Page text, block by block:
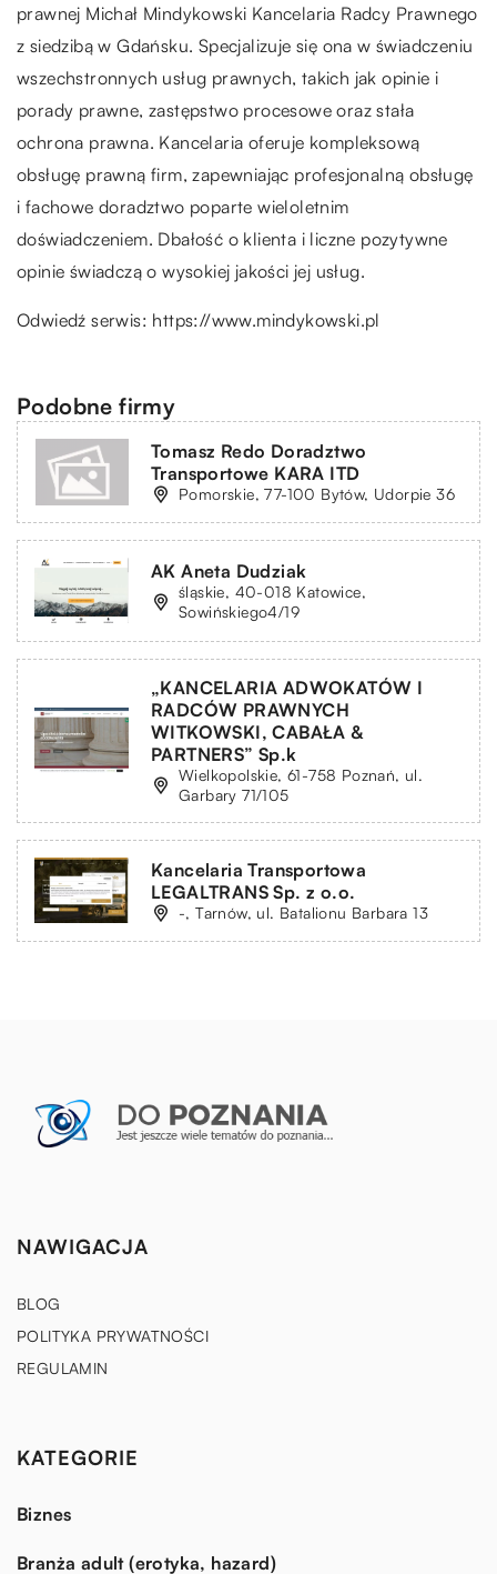
prawnej Michał Mindykowski Kancelaria Radcy Prawnego
z siedzibą w Gdańsku. Specjalizuje się ona w świadczeniu
wszechstronnych usług prawnych, takich jak opinie i
porady prawne, zastępstwo procesowe oraz stała
ochrona prawna. Kancelaria oferuje kompleksową
obsługę prawną firm, zapewniając profesjonalną obsługę
i fachowe doradztwo poparte wieloletnim
doświadczeniem. Dbałość o klienta i liczne pozytywne
opinie świadczą o wysokiej jakości jej usług.
Odwiedź serwis: https://www.mindykowski.pl
Podobne firmy
Tomasz Redo Doradztwo
Transportowe KARA ITD
Pomorskie, 77-100 Bytów, Udorpie 36
AK Aneta Dudziak
śląskie, 40-018 Katowice,
Sowińskiego4/19
„KANCELARIA ADWOKATÓW I
RADCÓW PRAWNYCH
WITKOWSKI, CABAŁA &
PARTNERS” Sp.k
Wielkopolskie, 61-758 Poznań, ul.
Garbary 71/105
Kancelaria Transportowa
LEGALTRANS Sp. z o.o.
-, Tarnów, ul. Batalionu Barbara 13
NAWIGACJA
BLOG
POLITYKA PRYWATNOŚCI
REGULAMIN
KATEGORIE
Biznes
Branża adult (erotyka, hazard)